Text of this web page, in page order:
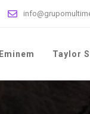
Eminem Taylor